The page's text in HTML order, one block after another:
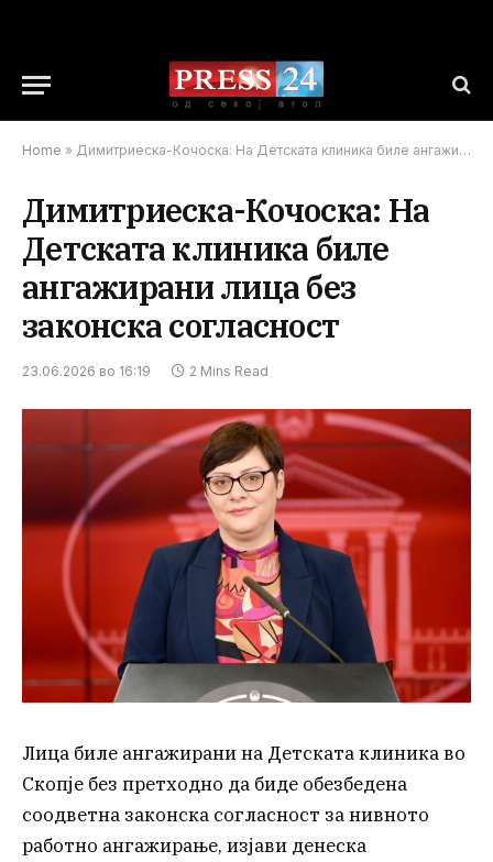
Home » Димитриеска-Кочоска: На Детската клиника биле ангажирани лица без законска согласност
Димитриеска-Кочоска: На
Детската клиника биле
ангажирани лица без
законска согласност
23.06.2026 во 16:19 2 Mins Read
Лица биле ангажирани на Детската клиника во
Скопје без претходно да биде обезбедена
соодветна законска согласност за нивното
работно ангажирање, изјави денеска